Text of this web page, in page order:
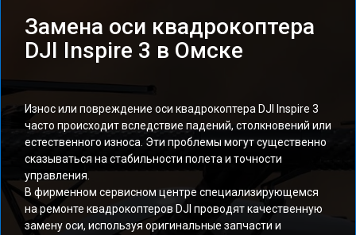
Замена оси квадрокоптера
DJI Inspire 3 в Омске
Износ или повреждение оси квадрокоптера DJI Inspire 3
часто происходит вследствие падений, столкновений или
естественного износа. Эти проблемы могут существенно
сказываться на стабильности полета и точности
управления.
В фирменном сервисном центре специализирующемся
на ремонте квадрокоптеров DJI проводят качественную
замену оси, используя оригинальные запчасти и